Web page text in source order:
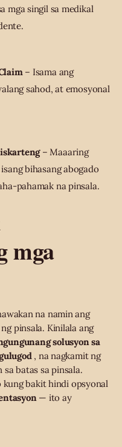
mga singil sa medikal
– Isama ang
sahod, at emosyonal
– Maaaring
bihasang abogado
pahamak na pinsala.
mga
na namin ang
pinsala. Kinilala ang
solusyon sa
, na nagkamit ng
sa batas sa pinsala.
bakit hindi opsyonal
— ito ay